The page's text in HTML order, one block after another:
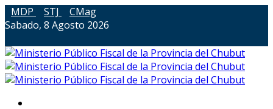
MDP STJ
CMag
Sabado, 8 Agosto 2026